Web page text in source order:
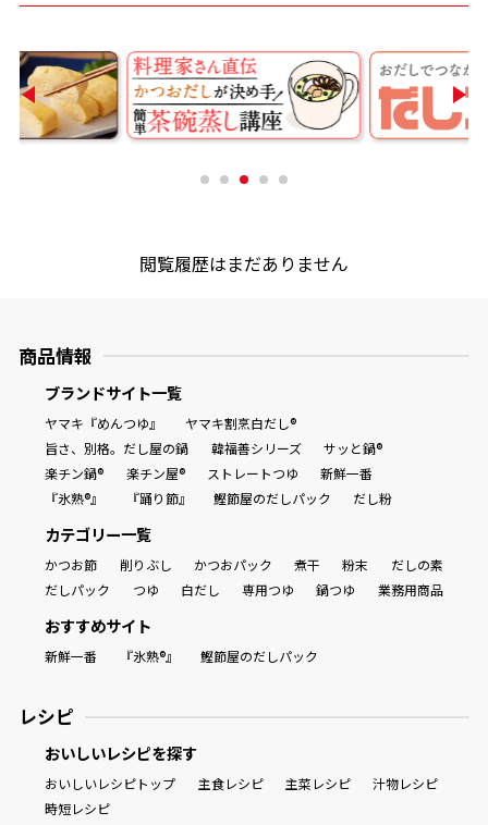
だし粉
おすすめサイト
新鮮一番
氷熟®︎
閲覧履歴はまだありません
商品情報
ブランドサイト一覧
ヤマキ『めんつゆ』
ヤマキ割烹白だし®
旨さ、別格。だし屋の鍋
韓福善シリーズ
サッと鍋®
楽チン鍋®
楽チン屋® ストレートつゆ
新鮮一番
『氷熟®』
『踊り節』 鰹節屋のだしパック だし粉
カテゴリー一覧
かつお節 削りぶし かつおパック 煮干 粉末
だしの素
だしパック
つゆ 白だし 専用つゆ 鍋つゆ 業務用商品
おすすめサイト
新鮮一番 『氷熟®』 鰹節屋のだしパック
レシピ
おいしいレシピを探す
おいしいレシピトップ 主食レシピ 主菜レシピ
汁物レシピ
時短レシピ